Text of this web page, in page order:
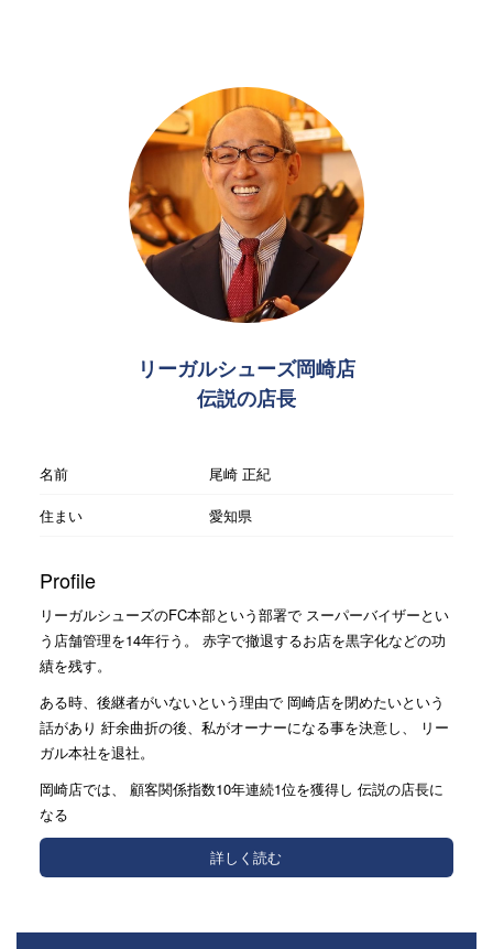
リーガルシューズ岡崎店
伝説の店長
名前
尾崎 正紀
住まい
愛知県
Profile
リーガルシューズのFC本部という部署で スーパーバイザーとい
う店舗管理を14年行う。 赤字で撤退するお店を黒字化などの功
績を残す。
ある時、後継者がいないという理由で 岡崎店を閉めたいという
話があり 紆余曲折の後、私がオーナーになる事を決意し、 リー
ガル本社を退社。
岡崎店では、 顧客関係指数10年連続1位を獲得し 伝説の店長に
なる
詳しく読む